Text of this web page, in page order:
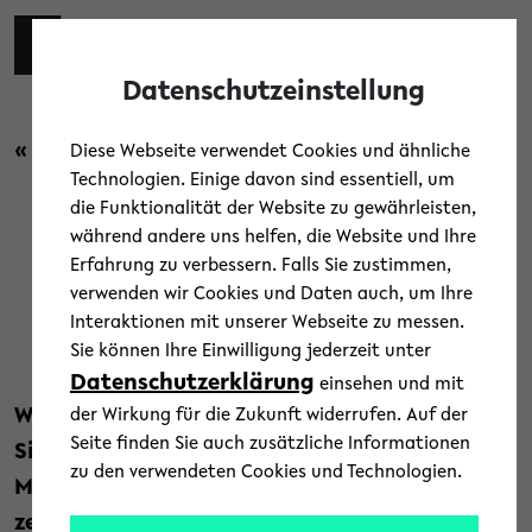
Skip to main content
« Zurück zur Übersicht
Menschen und Maschinen
lernen anders
15. September 2025
Wie gelingt es Menschen, sich auf völlig neue
Situationen einzustellen und warum tun sich
Maschinen damit oft so schwer? Diese
zentrale Frage untersuchen Forschende aus
Datenschutzeinstellung
Diese Webseite verwendet Cookies und ähnliche
Technologien. Einige davon sind essentiell, um
die Funktionalität der Website zu gewährleisten,
während andere uns helfen, die Website und Ihre
Erfahrung zu verbessern. Falls Sie zustimmen,
verwenden wir Cookies und Daten auch, um Ihre
Interaktionen mit unserer Webseite zu messen.
Sie können Ihre Einwilligung jederzeit unter
Datenschutzerklärung einsehen und mit
der Wirkung für die Zukunft widerrufen. Auf der
Seite finden Sie auch zusätzliche Informationen
zu den verwendeten Cookies und Technologien.